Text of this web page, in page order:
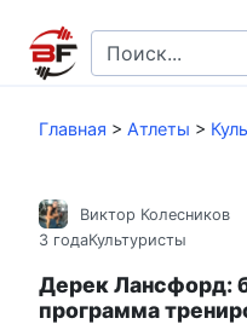
контенту
Search
for:
Главная > Атлеты >
Виктор Колесников
3 годаКультуристы
Дерек Лансфорд:
программа